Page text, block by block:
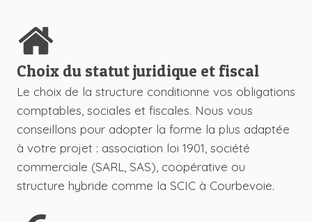
Choix du statut juridique et fiscal
Le choix de la structure conditionne vos obligations
comptables, sociales et fiscales. Nous vous
conseillons pour adopter la forme la plus adaptée
à votre projet : association loi 1901, société
commerciale (SARL, SAS), coopérative ou
structure hybride comme la SCIC à Courbevoie.